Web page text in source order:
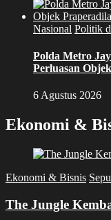
Nasional Politik
Polda Metro
Perluasan
6 Agustus 2026
Ekonomi &
Ekonomi & Bisnis
The Jungle